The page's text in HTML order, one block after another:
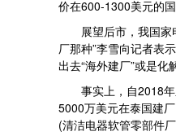
价在600-1300美元的
展望后市，我国家电
厂那种”李雪向记者表
出去“海外建厂”或是化
事实上，自2018年
5000万美元在泰国建
(清洁电器软管零部件